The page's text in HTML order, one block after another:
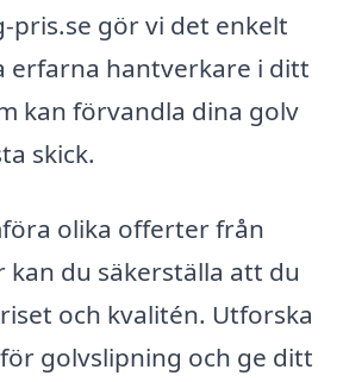
pris.se gör vi det enkelt
erfarna hantverkare i ditt
kan förvandla dina golv
skick.
olika offerter från
kan du säkerställa att du
och kvalitén. Utforska
golvslipning och ge ditt